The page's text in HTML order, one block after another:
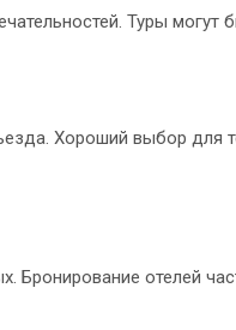
Туры могут
Хороший выбор для
отелей